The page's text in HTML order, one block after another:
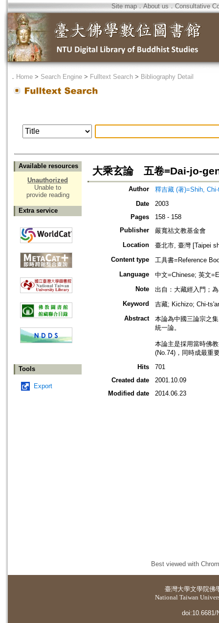
Site map．About us ． Consultative
． Home > Search Engine > Fulltext Search > Bibliography Detail
Available resources
Unauthorized
Unable to
provide reading
Extra service
Tools
Export
大乘玄論 五卷=Dai-jo-
Author
釋吉藏 (著)=Shih,
Date
2003
Pages
158 - 158
Publisher
嚴寬祜文教基金會
Location
臺北市, 臺灣 [Taipei
Content type
工具書=Reference
Language
中文=Chinese; 英文
Note
出自：大藏經入門；
Keyword
吉藏; Kichizo; Chi-
Abstract
本論為中國三論宗之
統一論。
本論主是採用當時佛
(No.74)，同時成最重
Hits
701
Created date
2001.10.09
Modified date
2014.06.23
Best viewed with
臺灣大學文學院佛
National Taiwan
doi:10.6681/